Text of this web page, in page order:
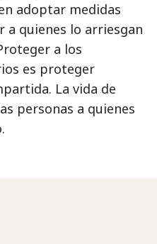
adoptar medidas
quienes lo arriesgan
a los
es proteger
La vida de
personas a quienes